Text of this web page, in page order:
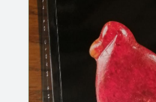
Aleksandar Palaves...